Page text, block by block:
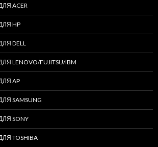
ACER
HP
DELL
LENOVO/FUJITSU/IBM
AP
SAMSUNG
SONY
TOSHIBA